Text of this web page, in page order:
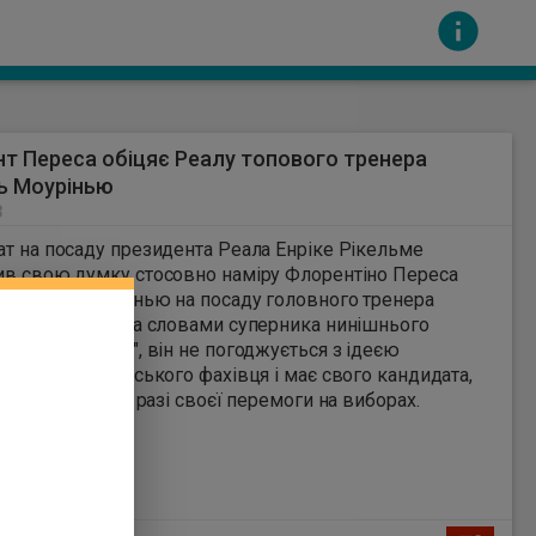
за вміст інших сайтів. Всі авторскі права
Переса обіцяє Реалу топового тренера
Моурінью
на посаду президента Реала Енріке Рікельме
свою думку стосовно наміру Флорентіно Переса
Жозе Моурінью на посаду головного тренера
клубу. За словами суперника нинішнього
"вершкових", він не погоджується з ідеєю
португальського фахівця і має свого кандидата,
розповість у разі своєї перемоги на виборах.